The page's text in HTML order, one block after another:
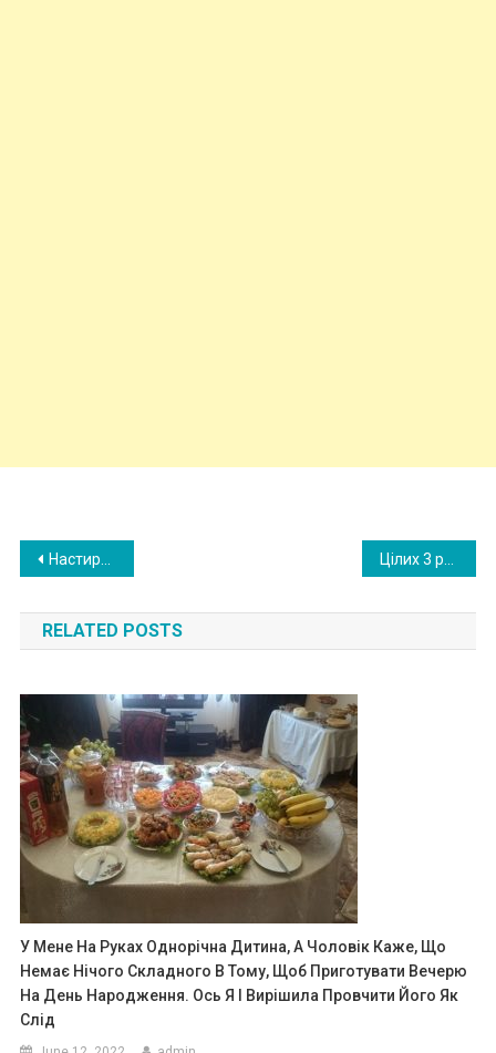
Post
navigation
Настирна подруга оселилася у нас на дачі, і її нічого не бен тежило. Але її справжні наміри відкрилися мені трохи пізніше Цілих 3 роки чекала на той день, коли зможу вийти з деkрету на роботу. Такого чоловіка я терпіти більше не могла
RELATED POSTS
У Мене На Руках Однорічна Дитина, А Чоловік Каже, Що
Немає Нічого Складного В Тому, Щоб Приготувати Вечерю
На День Народження. Ось Я І Вирішила Провчити Його Як
Слід